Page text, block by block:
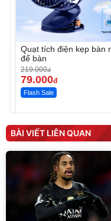
Quạt tích điện kẹp bàn
để bàn
219.000đ
79.000đ
Flash Sale
Máy ép chậm trái cây
Elmich JEE 1855OL
3.000.000đ
2.143.650đ
Flash Sale
BÀI VIẾT LIÊN QUAN